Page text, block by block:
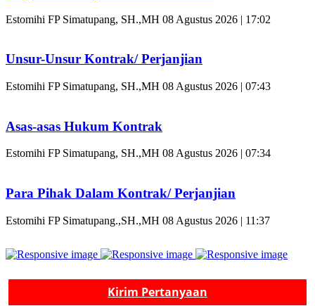
Estomihi FP Simatupang, SH.,MH 08 Agustus 2026 | 17:02
Unsur-Unsur Kontrak/ Perjanjian
Estomihi FP Simatupang, SH.,MH 08 Agustus 2026 | 07:43
Asas-asas Hukum Kontrak
Estomihi FP Simatupang, SH.,MH 08 Agustus 2026 | 07:34
Para Pihak Dalam Kontrak/ Perjanjian
Estomihi FP Simatupang.,SH.,MH 08 Agustus 2026 | 11:37
Kirim Pertanyaan